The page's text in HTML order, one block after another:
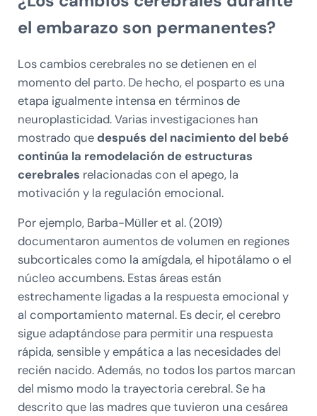
el embarazo son permanentes?
Los cambios cerebrales no se detienen en el
momento del parto. De hecho, el posparto es una
etapa igualmente intensa en términos de
neuroplasticidad. Varias investigaciones han
mostrado que después del nacimiento del bebé
continúa la remodelación de estructuras
cerebrales relacionadas con el apego, la
motivación y la regulación emocional.
Por ejemplo, Barba-Müller et al. (2019)
documentaron aumentos de volumen en regiones
subcorticales como la amígdala, el hipotálamo o el
núcleo accumbens. Estas áreas están
estrechamente ligadas a la respuesta emocional y
al comportamiento maternal. Es decir, el cerebro
sigue adaptándose para permitir una respuesta
rápida, sensible y empática a las necesidades del
recién nacido. Además, no todos los partos marcan
del mismo modo la trayectoria cerebral. Se ha
descrito que las madres que tuvieron una cesárea